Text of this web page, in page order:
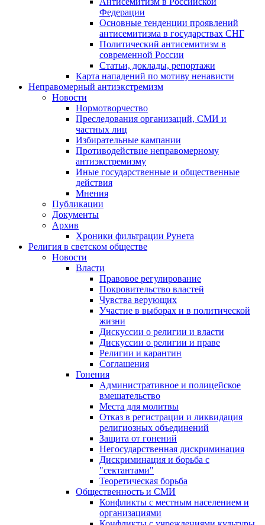
Федерации
Основные тенденции проявлений
антисемитизма в государствах СНГ
Политический антисемитизм в
современной России
Статьи, доклады, репортажи
Карта нападений по мотиву ненависти
Неправомерный антиэкстремизм
Новости
Нормотворчество
Преследования организаций, СМИ и
частных лиц
Избирательные кампании
Противодействие неправомерному
антиэкстремизму
Иные государственные и общественные
действия
Мнения
Публикации
Документы
Архив
Хроники фильтрации Рунета
Религия в светском обществе
Новости
Власти
Правовое регулирование
Покровительство властей
Чувства верующих
Участие в выборах и в политической
жизни
Дискуссии о религии и власти
Дискуссии о религии и праве
Религии и карантин
Соглашения
Гонения
Административное и полицейское
вмешательство
Места для молитвы
Отказ в регистрации и ликвидация
религиозных объединений
Защита от гонений
Негосударственная дискриминация
Дискриминация и борьба с
"сектантами"
Теоретическая борьба
Общественность и СМИ
Конфликты с местным населением и
организациями